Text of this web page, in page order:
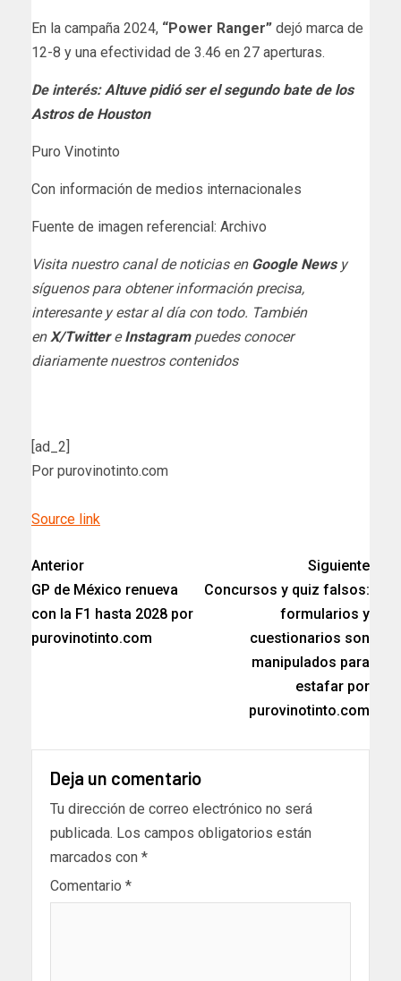
En la campaña 2024, “Power Ranger” dejó marca de
12-8 y una efectividad de 3.46 en 27 aperturas.
De interés:Altuve pidió ser el segundo bate de los
Astros de Houston
Puro Vinotinto
Con información de medios internacionales
Fuente de imagen referencial: Archivo
Visita nuestro canal de noticias en Google Newsy
síguenos para obtener información precisa,
interesante y estar al día con todo. También
enX/TwittereInstagrampuedes conocer
diariamente nuestros contenidos
[ad_2]
Por purovinotinto.com
Source link
Anterior
GP de México renueva
con la F1 hasta 2028 por
purovinotinto.com
Siguiente
Concursos y quiz falsos:
formularios y
cuestionarios son
manipulados para
estafar por
purovinotinto.com
Deja un comentario
Tu dirección de correo electrónico no será
publicada. Los campos obligatorios están
marcados con *
Comentario *